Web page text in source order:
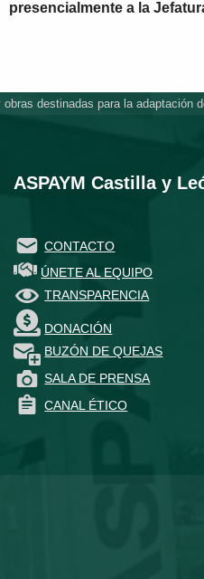
presencialmente a la
destinadas para la adaptación
ASPAYM Castilla y
CONTACTO
ÚNETE AL EQUIPO
TRANSPARENCIA
DONACIÓN
BUZÓN DE QUEJAS
SALA DE PRENSA
CANAL ÉTICO